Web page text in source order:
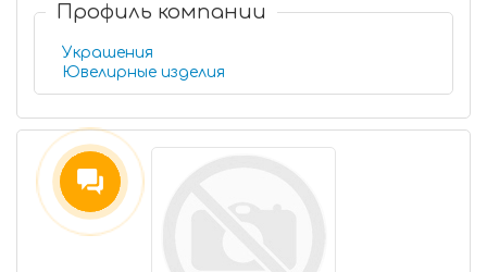
Профиль компании
Украшения
Ювелирные изделия